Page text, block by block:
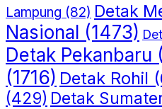
Lampung (82) Detak
Nasional (1473)
Detak Pekanbaru
(1716) Detak Rohil
(429) Detak